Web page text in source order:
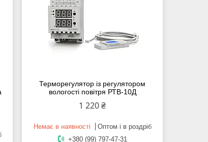
Терморегулятор із регулятором
вологості повітря РТВ-10Д
1 220 ₴
Немає в наявності
Оптом і в роздріб
+380 (99) 797-47-31